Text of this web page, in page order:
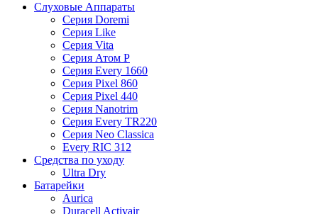
Слуховые Аппараты
Серия Doremi
Серия Like
Серия Vita
Серия Атом P
Серия Every 1660
Серия Pixel 860
Серия Pixel 440
Cерия Nanotrim
Cерия Every TR220
Cерия Neo Classica
Every RIC 312
Средства по уходу
Ultra Dry
Батарейки
Aurica
Duracell Activair